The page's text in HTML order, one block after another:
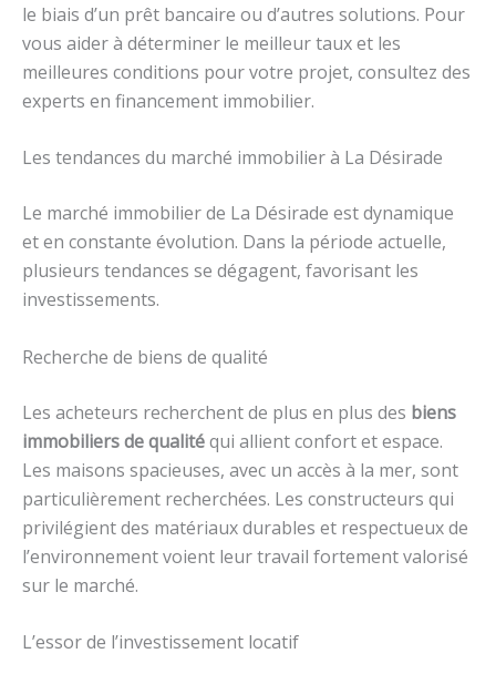
le biais d’un prêt bancaire ou d’autres solutions. Pour
vous aider à déterminer le meilleur taux et les
meilleures conditions pour votre projet, consultez des
experts en financement immobilier.
Les tendances du marché immobilier à La Désirade
Le marché immobilier de La Désirade est dynamique
et en constante évolution. Dans la période actuelle,
plusieurs tendances se dégagent, favorisant les
investissements.
Recherche de biens de qualité
Les acheteurs recherchent de plus en plus des biens
immobiliers de qualitéqui allient confort et espace.
Les maisons spacieuses, avec un accès à la mer, sont
particulièrement recherchées. Les constructeurs qui
privilégient des matériaux durables et respectueux de
l’environnement voient leur travail fortement valorisé
sur le marché.
L’essor de l’investissement locatif